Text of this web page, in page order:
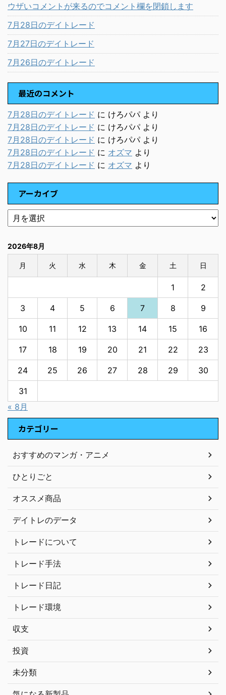
ウザいコメントが来るのでコメント欄を閉鎖します
7月28日のデイトレード
7月27日のデイトレード
7月26日のデイトレード
最近のコメント
7月28日のデイトレード に けろパパより
7月28日のデイトレード に けろパパより
7月28日のデイトレード に けろパパより
7月28日のデイトレード に オズマ より
7月28日のデイトレード に オズマ より
アーカイブ
2026年8月
月 火 水 木 金 土 日
1 2
3 4 5 6 7 8 9
10 11 12 13 14 15 16
17 18 19 20 21 22 23
24 25 26 27 28 29 30
31
« 8月
カテゴリー
おすすめのマンガ・アニメ
ひとりごと
オススメ商品
デイトレのデータ
トレードについて
トレード手法
トレード日記
トレード環境
収支
投資
未分類